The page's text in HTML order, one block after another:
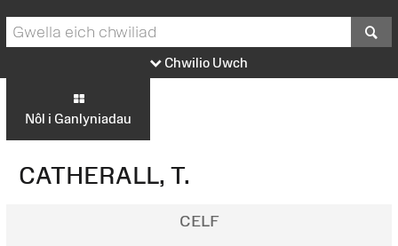
Chwilio Uwch
Nôl i Ganlyniadau
CATHERALL, T.
CELF